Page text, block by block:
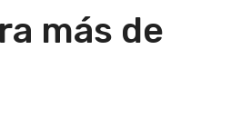
más de